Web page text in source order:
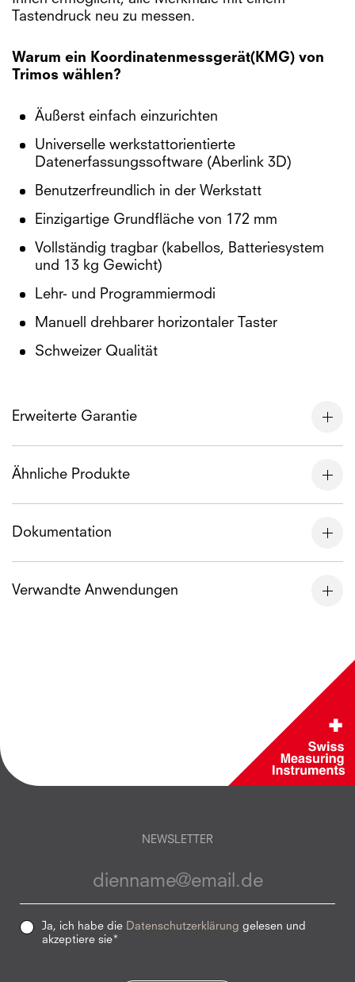
Tastendruck neu zu messen.
Warum ein Koordinatenmessgerät(KMG) von
Trimos wählen?
Äußerst einfach einzurichten
Universelle werkstattorientierte
Datenerfassungssoftware (Aberlink 3D)
Benutzerfreundlich in der Werkstatt
Einzigartige Grundfläche von 172 mm
Vollständig tragbar (kabellos, Batteriesystem
und 13 kg Gewicht)
Lehr- und Programmiermodi
Manuell drehbarer horizontaler Taster
Schweizer Qualität
Erweiterte Garantie
Ähnliche Produkte
Dokumentation
Verwandte Anwendungen
NEWSLETTER
Ja, ich habe die Datenschutzerklärung gelesen und
akzeptiere sie*